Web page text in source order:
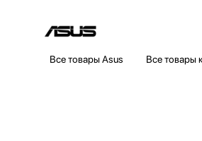
Все товары Asus Все товары